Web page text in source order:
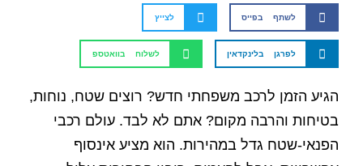
לשתף בפייס לצייץ
לפרגן בלינקדאין לשלוח בוואטספ
הגיע הזמן לרכב משפחתי חדש? רוצים שטח, נוחות,
בטיחות והרבה מקום? אתם לא לבד. עולם רכבי
הפנאי-שטח גדל במהירות. הוא מציע אינסוף